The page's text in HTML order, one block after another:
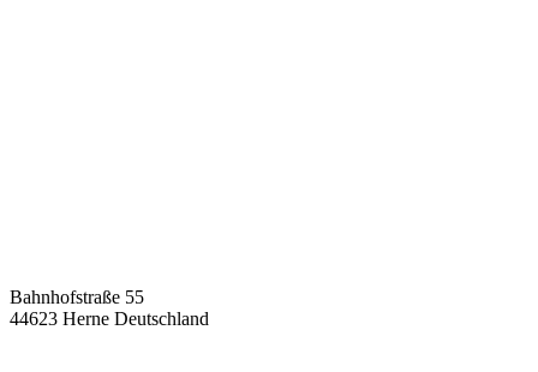
Bahnhofstraße 55
44623 Herne Deutschland